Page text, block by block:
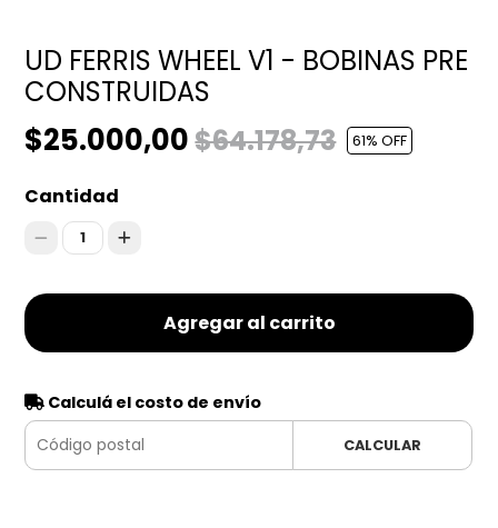
UD FERRIS WHEEL V1 - BOBINAS PRE
CONSTRUIDAS
$25.000,00$64.178,73 61% OFF
Cantidad
1
Agregar al carrito
Calculá el costo de envío
CALCULAR